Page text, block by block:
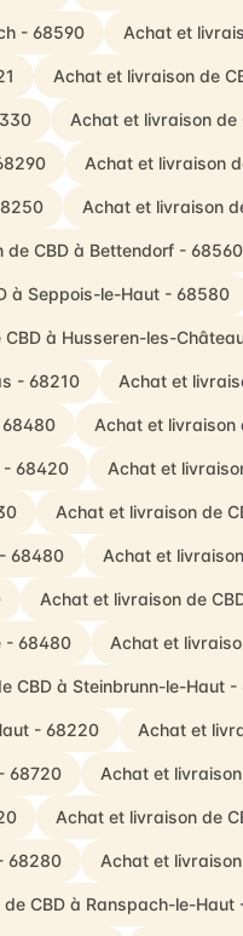
- 68590 Achat et
Achat et livraison de
Achat et livraison de
Achat et livraison
Achat et livraison
de CBD à Bettendorf - 68560
à Seppois-le-Haut - 68580
à Husseren-les-
- 68210 Achat et
68480 Achat et livraison
- 68420 Achat et
Achat et livraison de
68480 Achat et
Achat et livraison de
- 68480 Achat et
CBD à Steinbrunn-le-Haut -
- 68220 Achat et
68720 Achat et
Achat et livraison de
68280 Achat et
CBD à Ranspach-le-Haut